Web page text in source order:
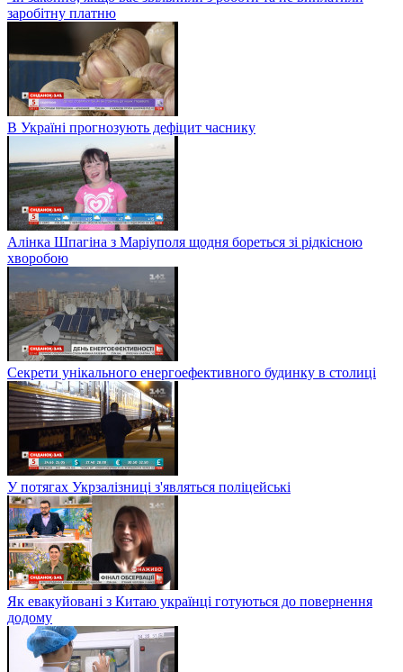
заробітну платню
В Україні прогнозують дефіцит часнику
Алінка Шпагіна з Маріуполя щодня бореться зі рідкісною
хворобою
Секрети унікального енергоефективного будинку в столиці
У потягах Укрзалізниці з'являться поліцейські
Як евакуйовані з Китаю українці готуються до повернення
додому